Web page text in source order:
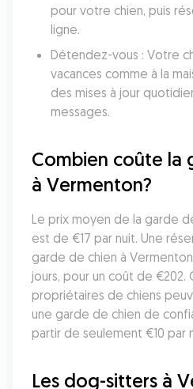
pour votre chien, puis
ligne.
Détendez-vous : Votre
vacances comme à la
des mises à jour
messages.
Combien coûte la
à Vermenton?
Le prix moyen de la garde
est de €17 par nuit. Une
garde de chien à
jours, pour un coût de €202.
propriétaires de chiens
une garde de chien de
partir de seulement €10 par
Les dog-sitters à